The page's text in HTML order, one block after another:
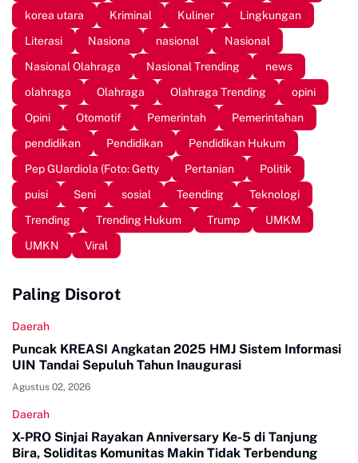
korea utara
Kriminal Kuliner
Lingkungan
Literasi
Nasiona nasional
Nasional
Nasional Olahraga
Nasional Trending
news
olahraga
Olahraga Olahraga Trending
opini
Opini
Otomotif Pemerintah
Pemerintahan
pendidikan
Pendidikan
Pendidikan Hukum
Pep GUardiola (Foto: Getty
Pertanian
Politik
puisi
Seni sosial Teending
Teknologi
Trending
Trending Hukum Trump
UMKM
UMKN
Viral
Paling Disorot
Daerah
Puncak KREASI Angkatan 2025 HMJ Sistem Informasi
UIN Tandai Sepuluh Tahun Inaugurasi
Agustus 02, 2026
Daerah
X-PRO Sinjai Rayakan Anniversary Ke-5 di Tanjung
Bira, Soliditas Komunitas Makin Tidak Terbendung